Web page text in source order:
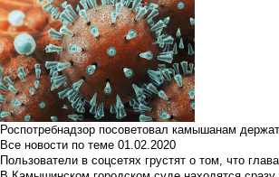
Роспотребнадзор посоветовал камышанам
Все новости по теме 01.02.2020
Пользователи в соцсетях грустят о том, что